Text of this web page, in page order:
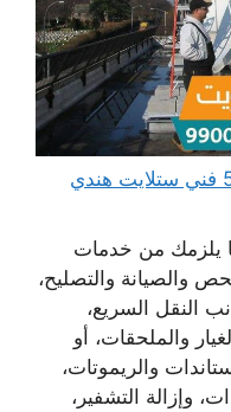
فني ستلايت المطلاع 52227330 فني ستلايت هندي
يلزمك من خدمات
والصيانة والتصليح،
النقل السريع،
والملحقات، أو
والريموتات،
وإزالة التشفير،